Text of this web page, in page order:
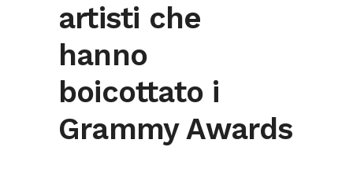
artisti che
hanno
boicottato i
Grammy Awards